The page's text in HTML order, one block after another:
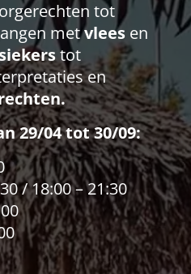
tot
metvlees en
tot
en
29/04 tot 30/09:
/ 18:00 – 21:30